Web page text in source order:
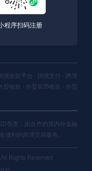
程序扫码注册
境收款平台 · 跨境支付 · 跨境
贸收款 · 外贸B2B收款 · 外贸
负责，由合作的境内外金融
便利的跨境交易服务。
Rights Reserved